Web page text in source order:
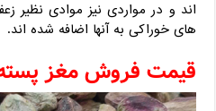
اند و در مواردی نیز موادی نظیر
های خوراکی به آنها اضافه شده اند.
قیمت فروش مغز